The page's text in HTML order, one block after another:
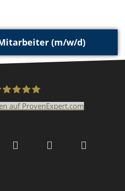
(m/w/d)
GmbH & Co.KG
auf ProvenExpert.com